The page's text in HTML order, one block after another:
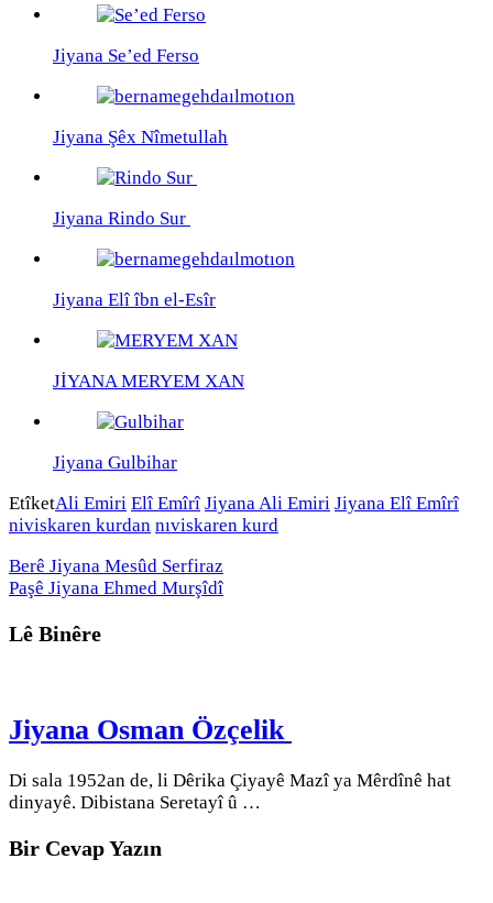
Jiyana Se’ed Ferso
Jiyana Şêx Nîmetullah
Jiyana Rindo Sur
Jiyana Elî îbn el-Esîr
JİYANA MERYEM XAN
Jiyana Gulbihar
EtîketAli Emiri Elî Emîrî Jiyana Ali Emiri Jiyana Elî Emîrî
niviskaren kurdan nıviskaren kurd
Berê Jiyana Mesûd Serfiraz
Paşê Jiyana Ehmed Murşîdî
Lê Binêre
Jiyana Osman Özçelik
Di sala 1952an de, li Dêrika Çiyayê Mazî ya Mêrdînê hat
dinyayê. Dibistana Seretayî û …
Bir Cevap Yazın